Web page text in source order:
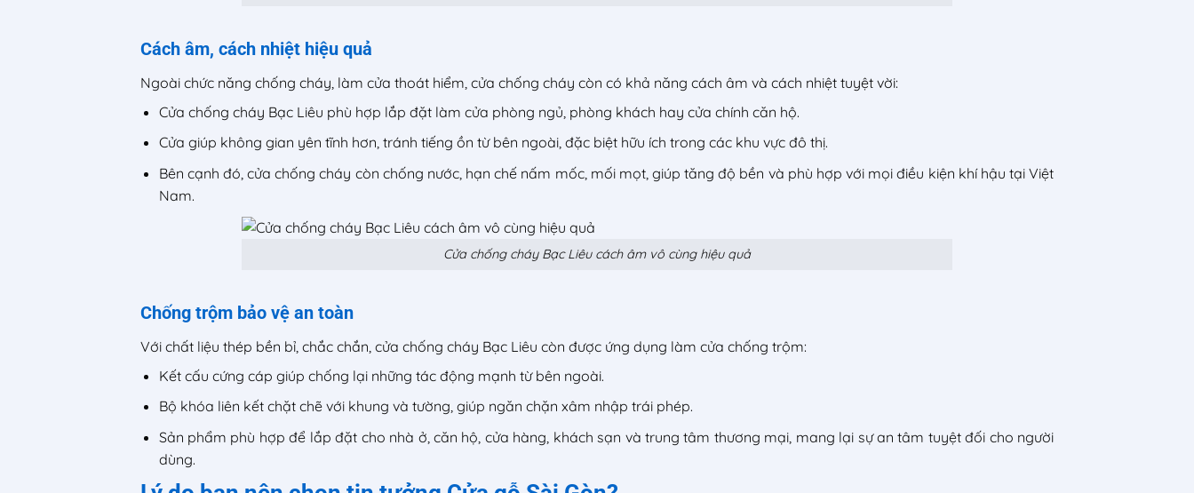
Cách âm, cách nhiệt hiệu quả
Ngoài chức năng chống cháy, làm cửa thoát hiểm, cửa chống cháy còn có khả năng cách âm và cách nhiệt tuyệt vời:
Cửa chống cháy Bạc Liêu phù hợp lắp đặt làm cửa phòng ngủ, phòng khách hay cửa chính căn hộ.
Cửa giúp không gian yên tĩnh hơn, tránh tiếng ồn từ bên ngoài, đặc biệt hữu ích trong các khu vực đô thị.
Bên cạnh đó, cửa chống cháy còn chống nước, hạn chế nấm mốc, mối mọt, giúp tăng độ bền và phù hợp với mọi điều kiện khí hậu tại Việt
Nam.
Cửa chống cháy Bạc Liêu cách âm vô cùng hiệu quả
Chống trộm bảo vệ an toàn
Với chất liệu thép bền bỉ, chắc chắn, cửa chống cháy Bạc Liêu còn được ứng dụng làm cửa chống trộm:
Kết cấu cứng cáp giúp chống lại những tác động mạnh từ bên ngoài.
Bộ khóa liên kết chặt chẽ với khung và tường, giúp ngăn chặn xâm nhập trái phép.
Sản phẩm phù hợp để lắp đặt cho nhà ở, căn hộ, cửa hàng, khách sạn và trung tâm thương mại, mang lại sự an tâm tuyệt đối cho người
dùng.